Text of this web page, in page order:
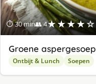
⏱ 30 min👥 4★★★★☆
Groene aspergesoep
Ontbijt & Lunch Soepen